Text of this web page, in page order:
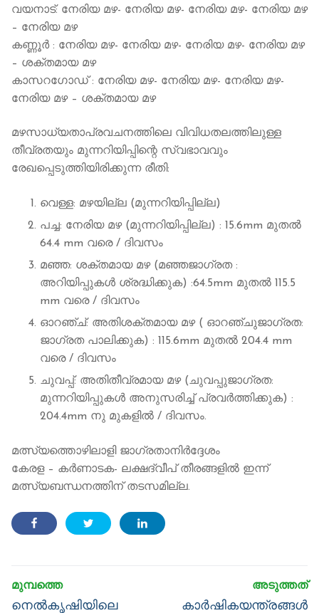
വയനാട്: നേരിയ മഴ- നേരിയ മഴ- നേരിയ മഴ- നേരിയ മഴ
– നേരിയ മഴ
കണ്ണൂര്‍ : നേരിയ മഴ- നേരിയ മഴ- നേരിയ മഴ- നേരിയ മഴ
– ശക്തമായ മഴ
കാസറഗോഡ് : നേരിയ മഴ- നേരിയ മഴ- നേരിയ മഴ-
നേരിയ മഴ – ശക്തമായ മഴ
മഴസാധ്യതാപ്രവചനത്തിലെ വിവിധതലത്തിലുള്ള
തീവ്രതയും മുന്നറിയിപ്പിന്റെ സ്വഭാവവും
രേഖപ്പെടുത്തിയിരിക്കുന്ന രീതി:
വെള്ള: മഴയില്ല (മുന്നറിയിപ്പില്ല)
പച്ച: നേരിയ മഴ (മുന്നറിയിപ്പില്ല) : 15.6mm മുതല്‍
64.4 mm വരെ / ദിവസം
മഞ്ഞ: ശക്തമായ മഴ (മഞ്ഞജാഗ്രത :
അറിയിപ്പുകള്‍ ശ്രദ്ധിക്കുക) :64.5mm മുതല്‍ 115.5
mm വരെ / ദിവസം
ഓറഞ്ച്: അതിശക്തമായ മഴ ( ഓറഞ്ചുജാഗ്രത:
ജാഗ്രത പാലിക്കുക) : 115.6mm മുതല്‍ 204.4 mm
വരെ / ദിവസം
ചുവപ്പ്: അതിതീവ്രമായ മഴ (ചുവപ്പുജാഗ്രത:
മുന്നറിയിപ്പുകള്‍ അനുസരിച്ച് പ്രവര്‍ത്തിക്കുക) :
204.4mm നു മുകളില്‍ / ദിവസം.
മത്സ്യത്തൊഴിലാളി ജാഗ്രതാനിർദ്ദേശം
കേരള – കർണാടക- ലക്ഷദ്വീപ് തീരങ്ങളിൽ ഇന്ന്
മത്സ്യബന്ധനത്തിന് തടസമില്ല.
navigation
Previous
നെല്‍കൃഷിയിലെ
Next
കാര്‍ഷികയന്ത്രങ്ങള്‍